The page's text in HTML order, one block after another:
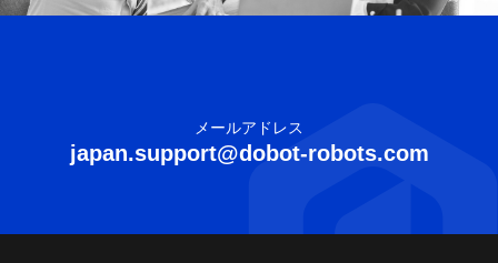
メールアドレス
japan.support@dobot-robots.com